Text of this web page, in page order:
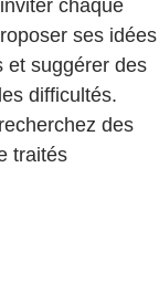
chaque
ses idées
et suggérer des
difficultés.
des
traités